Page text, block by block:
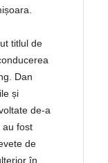
titlul de
Dan
și
de-a
au fost
de
în